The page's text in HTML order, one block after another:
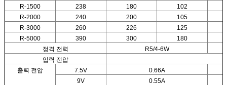
R-1500
238 180
102
R-2000
240 200
105
R-3000
260 226
125
R-5000
390 300
180
정격 전력
R5/4-6W
입력 전압
출력 전압
7.5V
0.66A
9V
0.55A